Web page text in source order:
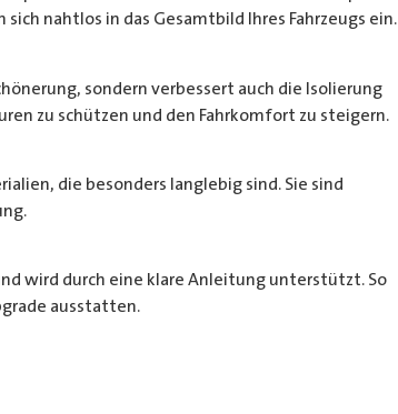
nahtlos in das Gesamtbild Ihres Fahrzeugs ein.
sondern verbessert auch die Isolierung
zu schützen und den Fahrkomfort zu steigern.
die besonders langlebig sind. Sie sind
wird durch eine klare Anleitung unterstützt. So
ausstatten.